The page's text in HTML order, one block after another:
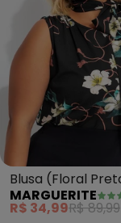
Blusa (Floral
Amarração
MARGUERITE
R$ 34,99R$ 89,99